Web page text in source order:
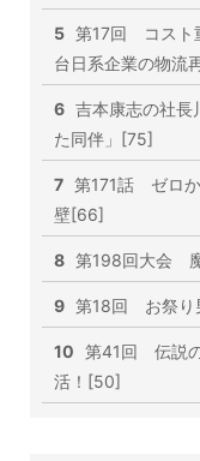
5 第17回 コスト
台日系企業の物流
6 吉本康志の社長
た同伴」[75]
7 第171話 ゼロか
壁[66]
8 第198回大会
9 第18回 お祭
10 第41回 伝説
活！[50]